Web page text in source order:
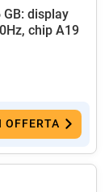
display
chip A19
OFFERTA